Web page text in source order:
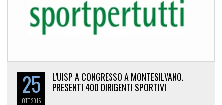
25
OTT2015
L’UISP A CONGRESSO A MONTESILVANO.
PRESENTI 400 DIRIGENTI SPORTIVI